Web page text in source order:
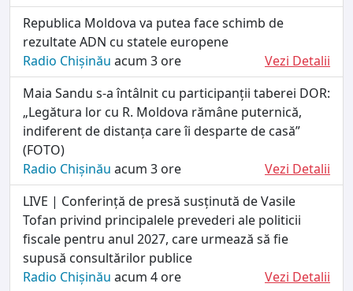
Republica Moldova va putea face schimb de
rezultate ADN cu statele europene
Radio Chișinău acum 3 ore
Vezi Detalii
Maia Sandu s-a întâlnit cu participanții taberei DOR:
„Legătura lor cu R. Moldova rămâne puternică,
indiferent de distanța care îi desparte de casă”
(FOTO)
Radio Chișinău acum 3 ore
Vezi Detalii
LIVE | Conferință de presă susținută de Vasile
Tofan privind principalele prevederi ale politicii
fiscale pentru anul 2027, care urmează să fie
supusă consultărilor publice
Radio Chișinău acum 4 ore
Vezi Detalii